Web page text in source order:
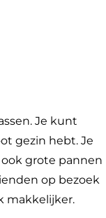
Je kunt
gezin hebt. Je
grote pannen
op bezoek
makkelijker.